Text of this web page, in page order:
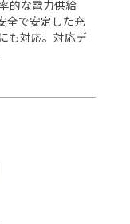
的な電力供給
全で安定した充
も対応。対応デ